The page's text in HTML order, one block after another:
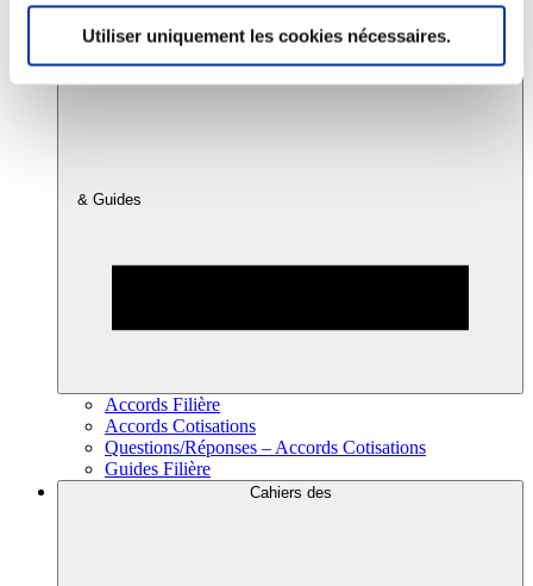
Utiliser uniquement les cookies nécessaires.
& Guides
Accords Filière
Accords Cotisations
Questions/Réponses – Accords Cotisations
Guides Filière
Cahiers des